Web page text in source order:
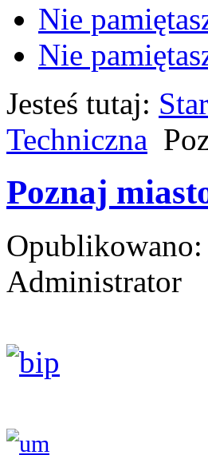
Nie
Nie
Jesteś tutaj:
Techniczna
Poznaj
Administrator